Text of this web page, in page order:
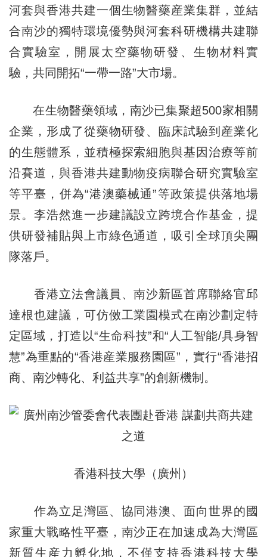
河套與香港共建一個生物醫藥産業集群，並結
合南沙的獨特環境優勢與河套科研機構共建聯
合實驗室，開展太空藥物研發、生物材料實
驗，共同開拓“一帶一路”大市場。
在生物醫藥領域，南沙已集聚超500家相關
企業，形成了從藥物研發、臨床試驗到産業化
的生態體系，並積極探索細胞與基因治療等前
沿賽道，與香港共建動物疫病聯合研究實驗室
等平臺，併為“港澳藥械通”等政策提供落地場
景。李浩然進一步建議設立跨境合作基金，提
供研發補貼與上市綠色通道，吸引全球頂尖團
隊落戶。
香港立法會議員、南沙新區首席聯絡官邱
達根也建議，可仿傚工業園模式在南沙劃定特
定區域，打造以“生命科技”和“人工智能/具身智
慧”為重點的“香港産業服務園區”，實行“香港招
商、南沙轉化、利益共享”的創新機制。
香港科技大學（廣州）
作為立足灣區、協同港澳、面向世界的國
家重大戰略性平臺，南沙正在加速成為大灣區
新質生産力孵化地，不僅支持香港科技大學